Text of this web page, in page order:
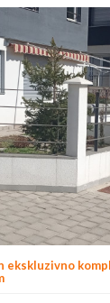
ekskluzivno